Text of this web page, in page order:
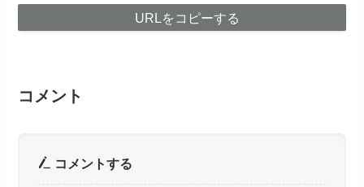
URLをコピーする
コメント
コメントする